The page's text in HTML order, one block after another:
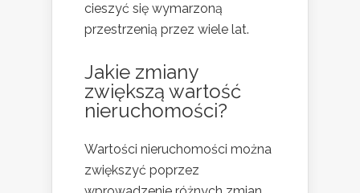
cieszyć się wymarzoną
przestrzenią przez wiele lat.
Jakie zmiany
zwiększą wartość
nieruchomości?
Wartości nieruchomości można
zwiększyć poprzez